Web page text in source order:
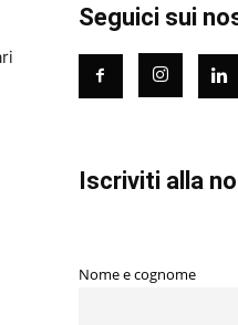
Seguici sui
Iscriviti alla
Nome e cognome